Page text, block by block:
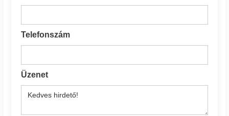
Telefonszám
Üzenet